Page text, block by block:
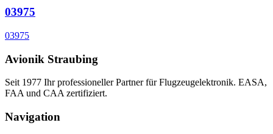
03975
03975
Avionik Straubing
Seit 1977 Ihr professioneller Partner für Flugzeugelektronik. EASA,
FAA und CAA zertifiziert.
Navigation